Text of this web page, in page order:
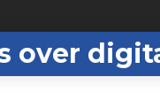
over